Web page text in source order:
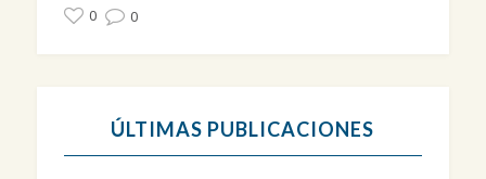
0 0
ÚLTIMAS PUBLICACIONES